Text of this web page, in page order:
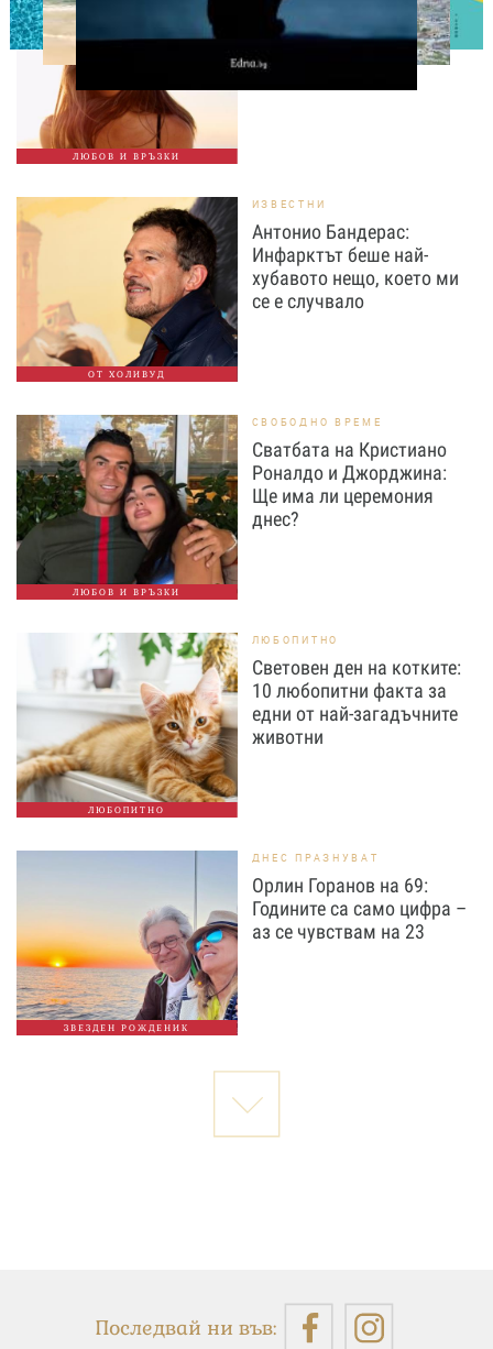
ЛЮБОВ И ВРЪЗКИ
Не е нужно да заслужиш
любовта: 8 напомняния
за всяка жена
ОТ ХОЛИВУД
ИЗВЕСТНИ
Антонио Бандерас:
Инфарктът беше най-
хубавото нещо, което ми
се е случвало
ЛЮБОВ И ВРЪЗКИ
СВОБОДНО ВРЕМЕ
Сватбата на Кристиано
Роналдо и Джорджина:
Ще има ли церемония
днес?
ЛЮБОПИТНО
ЛЮБОПИТНО
Световен ден на котките:
10 любопитни факта за
едни от най-загадъчните
животни
ЗВЕЗДЕН РОЖДЕНИК
ДНЕС ПРАЗНУВАТ
Орлин Горанов на 69:
Годините са само цифра –
аз се чувствам на 23
Последвай ни във: